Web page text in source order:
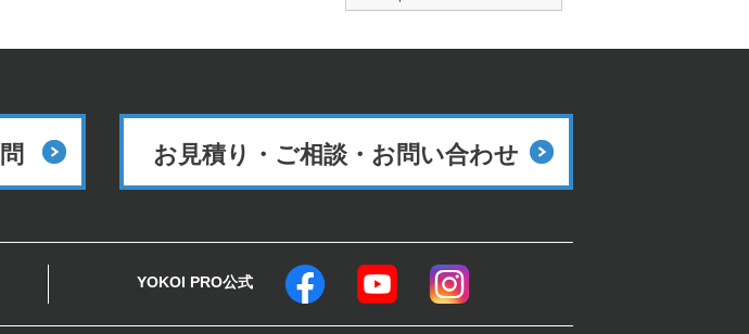
お見積り・ご相談・ お問い合わせ
YOKOI PRO公式